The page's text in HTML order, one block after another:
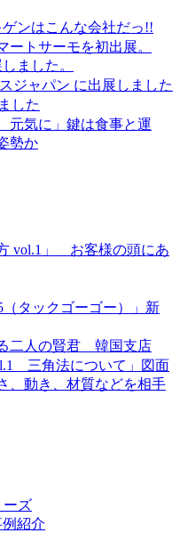
ンはこんな会社だっ!!
ートサーモを初出展。
ました。
ジャパン に出展しました
した
元気に」鍵は食事と運
勢か
vol.1」 お客様の頭にあ
タックゴーゴー）」新
二人の賢君 韓国支店
三角法について」図面
、動き、材質などを相手